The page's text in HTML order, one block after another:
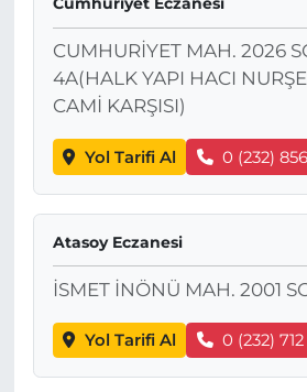
CUMHURİYET MAH. 2026
4A(HALK YAPI HACI
CAMİ KARŞISI)
Yol Tarifi Al 0 (232)
Atasoy Eczanesi
İSMET İNÖNÜ MAH. 2001
Yol Tarifi Al 0 (232) 712